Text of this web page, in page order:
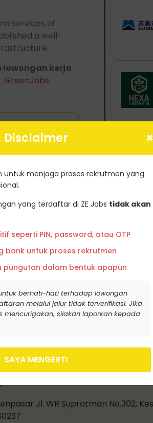
×
Disclaimer
untuk menjaga proses rekrutmen yang
yang terdaftar di ZE Jobs tidak akan
seperti PIN, password, atau OTP
bank untuk proses rekrutmen
pungutan dalam bentuk apapun
berhati-hati terhadap lowongan
melalui jalur tidak terverifikasi. Jika
mencurigakan, silakan laporkan kepada
SAYA MENGERTI
services of
a well-
lowongan kerja
RW.5, Meruya Utara, Kec.
Jl. WR Supratman No.302,